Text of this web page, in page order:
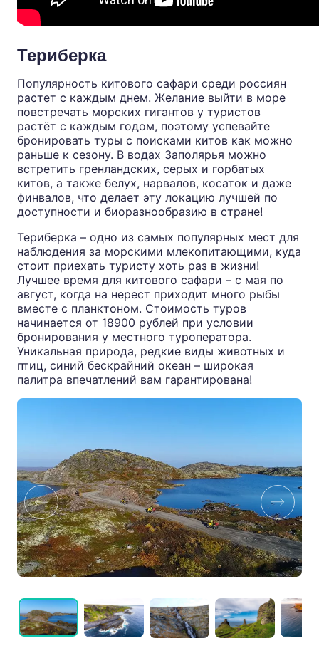
Териберка
Популярность китового сафари среди россиян
растет с каждым днем. Желание выйти в море
повстречать морских гигантов у туристов
растёт с каждым годом, поэтому успевайте
бронировать туры с поисками китов как можно
раньше к сезону. В водах Заполярья можно
встретить гренландских, серых и горбатых
китов, а также белух, нарвалов, косаток и даже
финвалов, что делает эту локацию лучшей по
доступности и биоразнообразию в стране!
Териберка – одно из самых популярных мест для
наблюдения за морскими млекопитающими, куда
стоит приехать туристу хоть раз в жизни!
Лучшее время для китового сафари – с мая по
август, когда на нерест приходит много рыбы
вместе с планктоном. Стоимость туров
начинается от 18900 рублей при условии
бронирования у местного туроператора.
Уникальная природа, редкие виды животных и
птиц, синий бескрайний океан – широкая
палитра впечатлений вам гарантирована!